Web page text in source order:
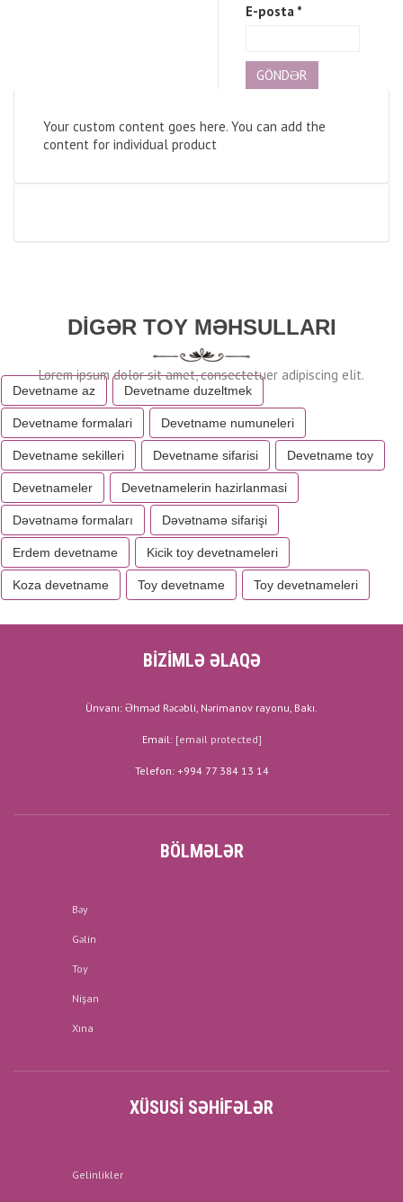
E-posta *
Your custom content goes here. You can add the
content for individual product
DIGƏR TOY MƏHSULLARI
Devetname az Devetname duzeltmek
Devetname formalari Devetname numuneleri
Devetname sekilleri Devetname sifarisi Devetname toy
Devetnameler Devetnamelerin hazirlanmasi
Dəvətnamə formaları Dəvətnamə sifarişi
Erdem devetname Kicik toy devetnameleri
Koza devetname Toy devetname Toy devetnameleri
BİZİMLƏ ƏLAQƏ
Ünvanı: Əhməd Rəcəbli, Nərimanov rayonu, Bakı.
Email: [email protected]
Telefon: +994 77 384 13 14
BÖLMƏLƏR
Bəy
Gəlin
Toy
Nişan
Xına
XÜSUSI SƏHIFƏLƏR
Gelinlikler